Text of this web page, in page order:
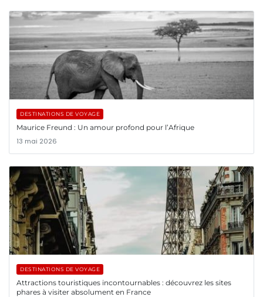
DESTINATIONS DE VOYAGE
Maurice Freund : Un amour profond pour l’Afrique
13 mai 2026
DESTINATIONS DE VOYAGE
Attractions touristiques incontournables : découvrez les sites
phares à visiter absolument en France